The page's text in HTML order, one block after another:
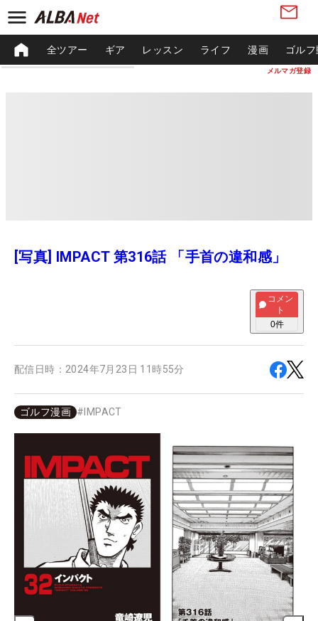
メルマガ登録
全ツアー ギア レッスン ライフ 漫画 ゴル
[写真] IMPACT 第316話 「手首の違和感」
コメン
ト
0件
配信日時： 2024年7月23日 11時55分
ゴルフ漫画 # IMPACT